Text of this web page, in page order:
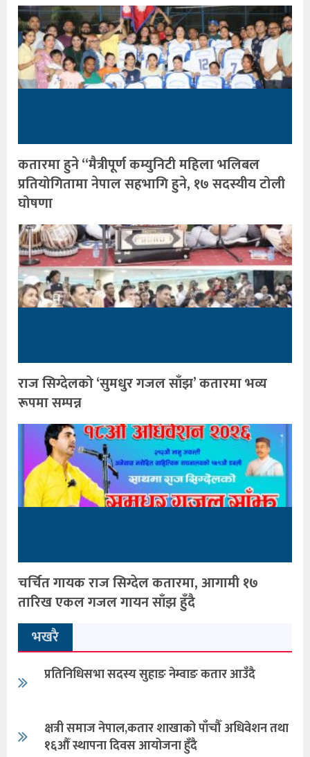
कतारमा हुने “मैत्रीपूर्ण कम्युनिटी महिला भलिबल
प्रतियोगितामा नेपाल सहभागि हुने, १७ सदस्यीय टोली
घोषणा
राज सिग्देलको ‘सुमधुर गजल साँझ’ कतारमा भव्य
रूपमा सम्पन्न
चर्चित गायक राज सिग्देल कतारमा, आगामी १७
तारिख एकल गजल गायन साँझ हुँदै
भखरै
प्रतिनिधिसभा सदस्य सुहाङ नेम्वाङ कतार आउँदै
क्षत्री समाज नेपाल,कतार शाखाको पाँचौँ अधिवेशन तथा
१६औँ स्थापना दिवस आयोजना हुँदै